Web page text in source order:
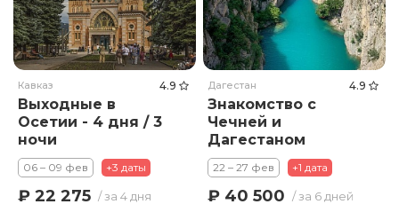
Кавказ 4.9
Выходные в
Осетии - 4 дня / 3
ночи
06 – 09 фев +3 даты
₽ 22 275 / за 4 дня
Дагестан 4.9
Знакомство с
Чечней и
Дагестаном
(заезды по
воскресеньям)
22 – 27 фев +1 дата
₽ 40 500 / за 6 дней